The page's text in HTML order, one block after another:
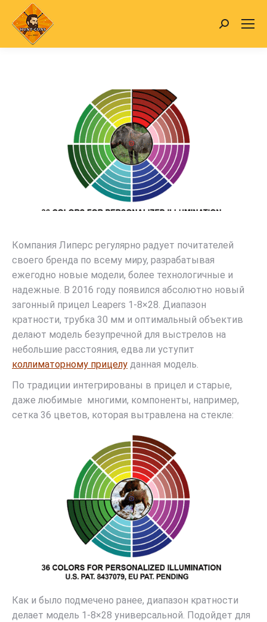
Search:
Компания Липерс регулярно радует почитателей
своего бренда по всему миру, разрабатывая
ежегодно новые модели, более технологичные и
надежные. В 2016 году появился абсолютно новый
загонный прицел Leapers 1-8×28. Диапазон
кратности, трубка 30 мм и оптимальный объектив
делают модель безупречной для выстрелов на
небольшие расстояния, едва ли уступит
коллиматорному прицелу данная модель.
По традиции интегрированы в прицел и старые,
даже любимые многими, компоненты, например,
сетка 36 цветов, которая вытравлена на стекле:
Как и было подмечено ранее, диапазон кратности
делает модель 1-8×28 универсальной. Подойдет для